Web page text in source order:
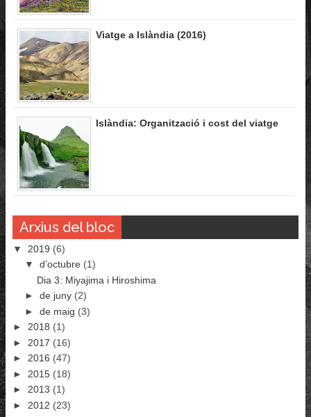
Viatge a Islàndia (2016)
Islàndia: Organització i cost del viatge
Arxius del bloc
▼ 2019 (6)
▼ d’octubre (1)
Dia 3: Miyajima i Hiroshima
► de juny (2)
► de maig (3)
► 2018 (1)
► 2017 (16)
► 2016 (47)
► 2015 (18)
► 2013 (1)
► 2012 (23)